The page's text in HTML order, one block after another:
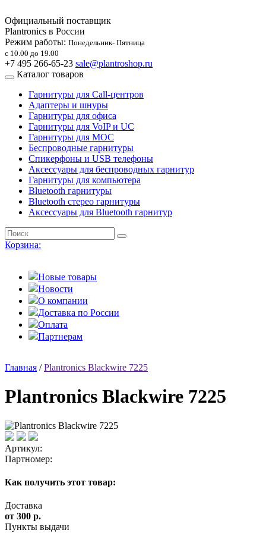
Официальный поставщик
Plantronics в России
Режим работы: Понедельник- Пятница
с 10.00 до 19.00
+7 495 266-65-23 sale@plantroshop.ru
Каталог товаров
Гарнитуры для Call-центров
Адаптеры и шнуры
Гарнитуры для офиса
Гарнитуры для VoIP и UC
Гарнитуры для MOC
Беспроводные гарнитуры
Спикерфоны и USB телефоны
Аксессуары для беспроводных гарнитур
Гарнитуры для компьютера
Bluetooth гарнитуры
Bluetooth стерео гарнитуры
Аксессуары для Bluetooth гарнитур
Корзина:
Новые товары
Новости
О компании
Доставка по России
Оплата
Партнерам
Главная /Plantronics Blackwire 7225
Plantronics Blackwire 7225
Артикул:
Партномер:
Как получить этот товар:
Доставка
от 300 р.
Пункты выдачи